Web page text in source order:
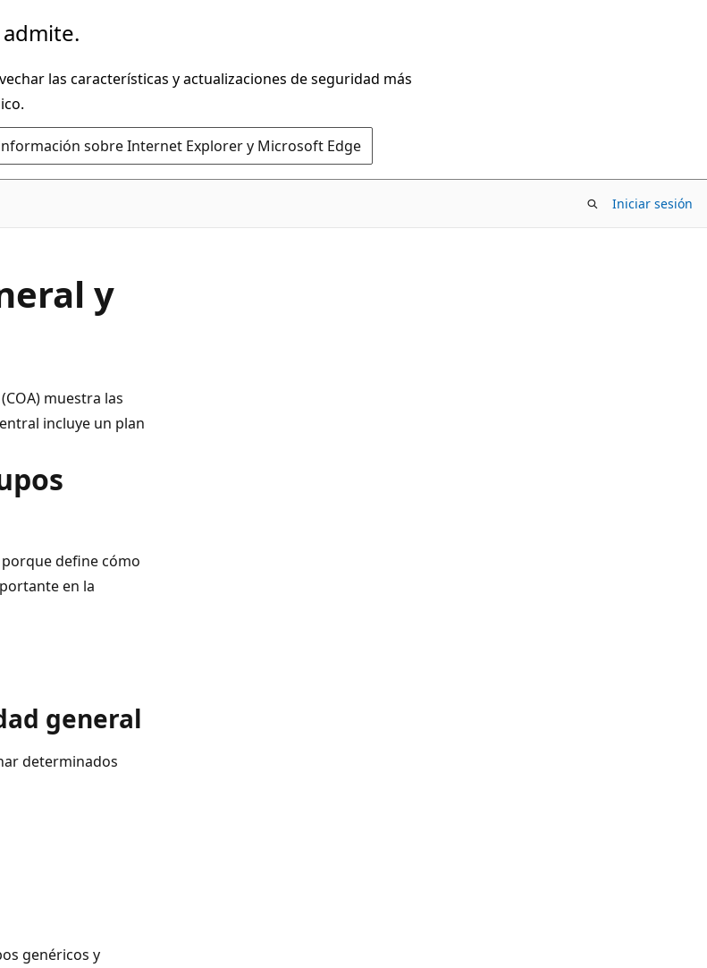
las características y actualizaciones de seguridad más
sobre Internet Explorer y Microsoft Edge
Iniciar sesión
y
muestra las
incluye un plan
define cómo
en la
general
determinados
genéricos y